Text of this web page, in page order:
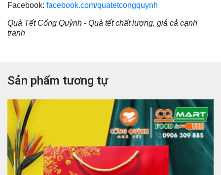
Facebook: facebook.com/quatetcongquynh
Quà Tết Cống Quỳnh - Quà tết chất lượng, giá cả cạnh
tranh
Sản phẩm tương tự